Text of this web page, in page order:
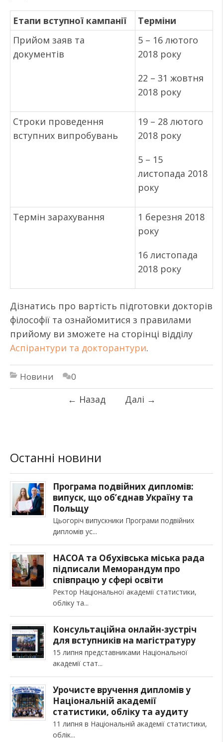
Етапи вступної кампанії
Терміни
Прийом заяв та
документів
5 – 16 лютого
2018 року
22 – 31 жовтня
2018 року
Строки проведення
вступних випробувань
19 – 28 лютого
2018 року
5 – 15
листопада 2018
року
Термін зарахування
1 березня 2018
року
16 листопада
2018 року
Дізнатись про вартість підготовки докторів
філософії та ознайомитися з правилами
прийому ви зможете на сторінці відділу
Аспірантури та докторантури.
Новини 0
← Назад Далі →
Останні новини
Програма подвійних дипломів:
випуск, що об’єднав Україну та
Польщу
Цьогоріч випускники Програми подвійних
дипломів ус
НАСОА та Обухівська міська рада
підписали Меморандум про
співпрацю у сфері освіти
Ректор Національної академії статистики,
обліку та
Консультаційна онлайн-зустріч
для вступників на магістратуру
15 липня представниками Національної
академії стат
Урочисте вручення дипломів у
Національній академії
статистики, обліку та аудиту
11 липня в Національній академії статистики,
облік